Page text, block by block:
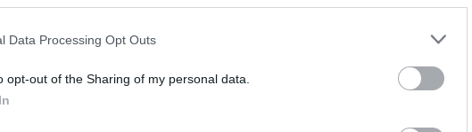
Data Processing Opt Outs
opt-out of the Sharing of my personal data.